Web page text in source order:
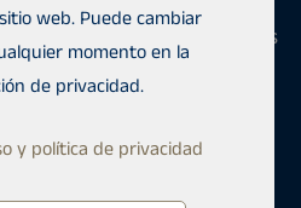
opina de nuestros servicios
sus comentarios
gestor de Habita revisará
pondrá en contacto lo
enormemente sus
web. Puede cambiar
momento en la
de privacidad.
y política de privacidad